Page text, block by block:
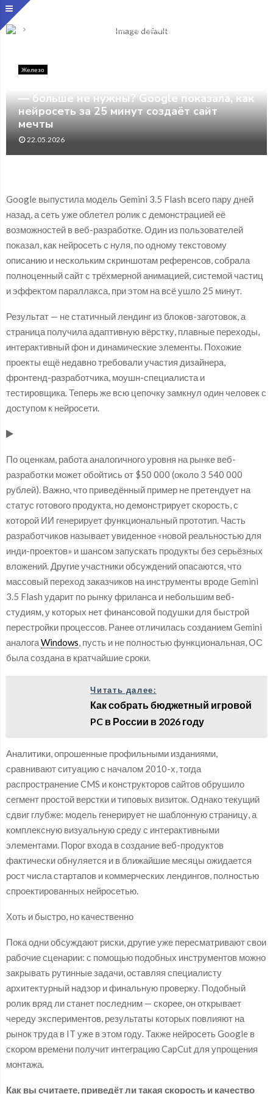
Разработчики, дизайнеры, верстальщики — больше не
Железо
— больше не нужны? Google показала, как
нейросеть за 25 минут создаёт сайт
мечты
22.05.2026
Google выпустила модель Gemini 3.5 Flash всего пару дней
назад, а сеть уже облетел ролик с демонстрацией её
возможностей в веб-разработке. Один из пользователей
показал, как нейросеть с нуля, по одному текстовому
описанию и нескольким скриншотам референсов, собрала
полноценный сайт с трёхмерной анимацией, системой частиц
и эффектом параллакса, при этом на всё ушло 25 минут.
Результат — не статичный лендинг из блоков-заготовок, а
страница получила адаптивную вёрстку, плавные переходы,
интерактивный фон и динамические элементы. Похожие
проекты ещё недавно требовали участия дизайнера,
фронтенд-разработчика, моушн-специалиста и
тестировщика. Теперь же всю цепочку замкнул один человек с
доступом к нейросети.
По оценкам, работа аналогичного уровня на рынке веб-
разработки может обойтись от $50 000 (около 3 540 000
рублей). Важно, что приведённый пример не претендует на
статус готового продукта, но демонстрирует скорость, с
которой ИИ генерирует функциональный прототип. Часть
разработчиков называет увиденное «новой реальностью для
инди-проектов» и шансом запускать продукты без серьёзных
вложений. Другие участники обсуждений опасаются, что
массовый переход заказчиков на инструменты вроде Gemini
3.5 Flash ударит по рынку фриланса и небольшим веб-
студиям, у которых нет финансовой подушки для быстрой
перестройки процессов. Ранее отличилась созданием Gemini
аналогаWindows , пусть и не полностью функциональная, ОС
была создана в кратчайшие сроки.
Читать далее:
Как собрать бюджетный игровой
PC в России в 2026 году
Аналитики, опрошенные профильными изданиями,
сравнивают ситуацию с началом 2010-х, тогда
распространение CMS и конструкторов сайтов обрушило
сегмент простой верстки и типовых визиток. Однако текущий
сдвиг глубже: модель генерирует не шаблонную страницу, а
комплексную визуальную среду с интерактивными
элементами. Порог входа в создание веб-продуктов
фактически обнуляется и в ближайшие месяцы ожидается
рост числа стартапов и коммерческих лендингов, полностью
спроектированных нейросетью.
Хоть и быстро, но качественно
Пока одни обсуждают риски, другие уже пересматривают свои
рабочие сценарии: с помощью подобных инструментов можно
закрывать рутинные задачи, оставляя специалисту
архитектурный надзор и финальную проверку. Подобный
ролик вряд ли станет последним — скорее, он открывает
череду экспериментов, результаты которых повлияют на
рынок труда в IT уже в этом году. Также нейросеть Google в
скором времени получит интеграцию CapCut для упрощения
монтажа.
Как вы считаете, приведёт ли такая скорость и качество